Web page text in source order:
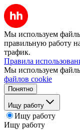
Мы используем
правильную работу
трафик.
Правила
Мы используем
файлов cookie
Понятно
Ищу работу
Ищу работу
Ищу работу